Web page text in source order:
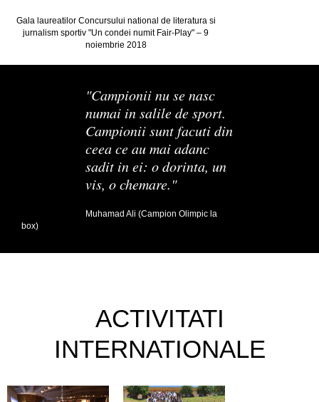
Gala laureatilor Concursului national de literatura si
jurnalism sportiv "Un condei numit Fair-Play" – 9
noiembrie 2018
"Campionii nu se nasc
numai in salile de sport.
Campionii sunt facuti din
ceea ce au mai adanc
sadit in ei: o dorinta, un
vis, o chemare."
Muhamad Ali (Campion Olimpic la
box)
ACTIVITATI
INTERNATIONALE